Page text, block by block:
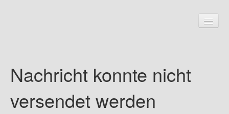
Startseite
Kundendienst
Nachricht konnte nicht
versendet werden